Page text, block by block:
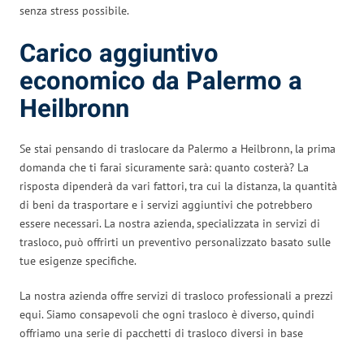
senza stress possibile.
Carico aggiuntivo
economico da Palermo a
Heilbronn
Se stai pensando di traslocare da Palermo a Heilbronn, la prima
domanda che ti farai sicuramente sarà: quanto costerà? La
risposta dipenderà da vari fattori, tra cui la distanza, la quantità
di beni da trasportare e i servizi aggiuntivi che potrebbero
essere necessari. La nostra azienda, specializzata in servizi di
trasloco, può offrirti un preventivo personalizzato basato sulle
tue esigenze specifiche.
La nostra azienda offre servizi di trasloco professionali a prezzi
equi. Siamo consapevoli che ogni trasloco è diverso, quindi
offriamo una serie di pacchetti di trasloco diversi in base